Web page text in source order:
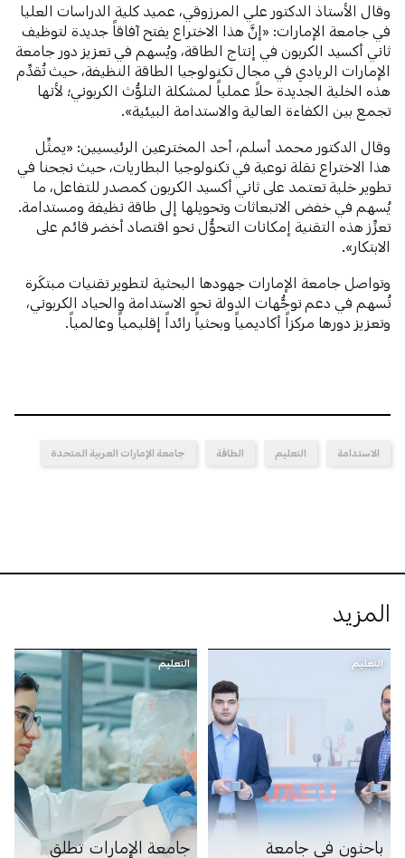
وقال الأستاذ الدكتور علي المرزوقي، عميد كلية الدراسات العليا
في جامعة الإمارات: «إنَّ هذا الاختراع يفتح آفاقاً جديدة لتوظيف
ثاني أكسيد الكربون في إنتاج الطاقة، ويُسهم في تعزيز دور جامعة
الإمارات الريادي في مجال تكنولوجيا الطاقة النظيفة، حيث تُقدِّم
هذه الخلية الجديدة حلاً عملياً لمشكلة التلوُّث الكربوني؛ لأنها
تجمع بين الكفاءة العالية والاستدامة البيئية».
وقال الدكتور محمد أسلم، أحد المخترعين الرئيسيين: «يمثِّل
هذا الاختراع نقلة نوعية في تكنولوجيا البطاريات، حيث نجحنا في
تطوير خلية تعتمد على ثاني أكسيد الكربون كمصدر للتفاعل، ما
يُسهم في خفض الانبعاثات وتحويلها إلى طاقة نظيفة ومستدامة.
تعزِّز هذه التقنية إمكانات التحوُّل نحو اقتصاد أخضر قائم على
الابتكار».
وتواصل جامعة الإمارات جهودها البحثية لتطوير تقنيات مبتكَرة
تُسهم في دعم توجُّهات الدولة نحو الاستدامة والحياد الكربوني،
وتعزيز دورها مركزاً أكاديمياً وبحثياً رائداً إقليمياً وعالمياً.
الاستدامة التعليم الطاقة جامعة الإمارات العربية المتحدة
المزيد
التعليم
باحثون في جامعة
التعليم
جامعة الإمارات تطلق